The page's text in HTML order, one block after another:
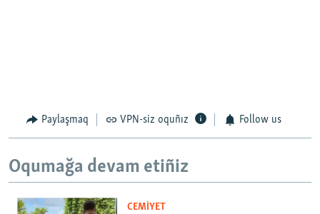
Paylaşmaq VPN-siz oquñız Follow us
Oqumağa devam etiñiz
CEMİYET